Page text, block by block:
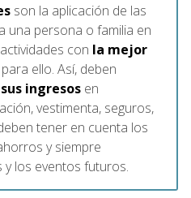
son la aplicación de las
una persona o familia en
con la mejor
para ello. Así, deben
sus ingresos en
vestimenta, seguros,
tener en cuenta los
y siempre
los eventos futuros.